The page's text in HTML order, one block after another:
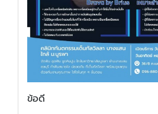
ข้อดี